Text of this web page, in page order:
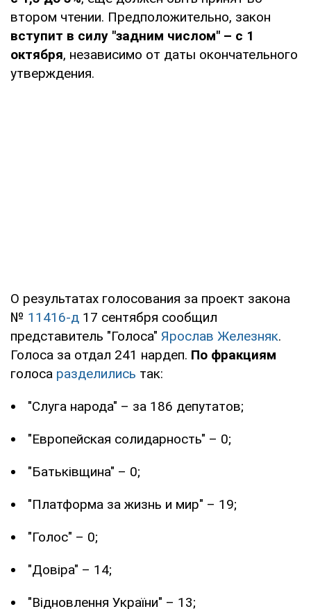
втором чтении. Предположительно, закон
вступит в силу "задним числом" – с 1
октября, независимо от даты окончательного
утверждения.
О результатах голосования за проект закона
№ 11416-д 17 сентября сообщил
представитель "Голоса" Ярослав Железняк.
Голоса за отдал 241 нардеп. По фракциям
голоса разделились так:
"Слуга народа" – за 186 депутатов;
"Европейская солидарность" – 0;
"Батьківщина" – 0;
"Платформа за жизнь и мир" – 19;
"Голос" – 0;
"Довіра" – 14;
"Відновлення України" – 13;